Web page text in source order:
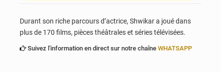
Durant son riche parcours d’actrice, Shwikar a joué dans
plus de 170 films, pièces théâtrales et séries télévisées.
Suivez l'information en direct sur notre chaîne WHATSAPP